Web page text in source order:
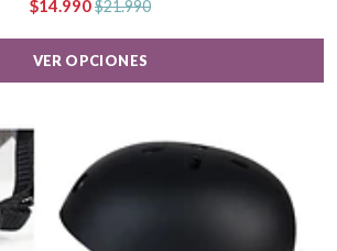
$14.990$21.990
VER OPCIONES